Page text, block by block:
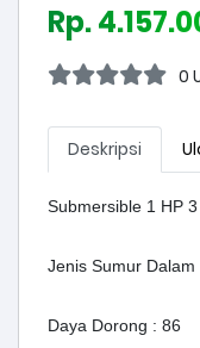
Rp.
0
Deskripsi
Submersible 1 HP
Jenis Sumur Dalam
Daya Dorong : 86